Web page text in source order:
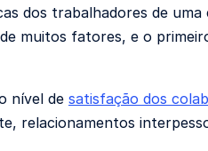
dos trabalhadores de uma
muitos fatores, e o
nível de satisfação dos
relacionamentos